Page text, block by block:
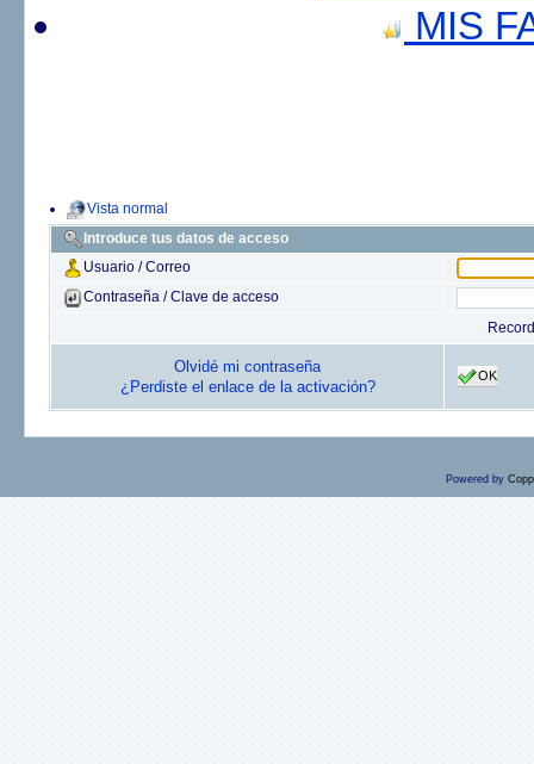
MIS
Vista normal
Introduce tus datos de acceso
Usuario / Correo
Contraseña / Clave de acceso
Olvidé mi contraseña
¿Perdiste el enlace de la activación?
OK
Powered by